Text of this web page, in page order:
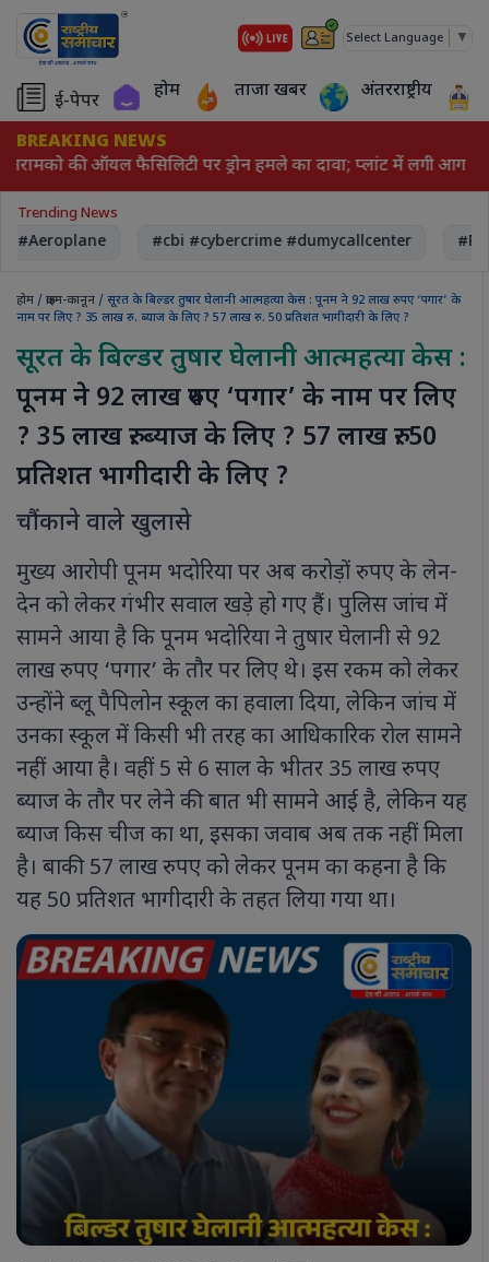
Select Language ▼
ई-पेपर होम ताजा खबर अंतरराष्ट्रीय
BREAKING NEWS
की ऑयल फैसिलिटी पर ड्रोन हमले का दावा; प्लांट में लगी आग
Trending News
#Aeroplane #cbi #cybercrime #dumycallcenter
होम / क्राइम-कानून / सूरत के बिल्डर तुषार घेलानी आत्महत्या केस : पूनम ने 92 लाख रुपए ‘पगार’ के
नाम पर लिए ? 35 लाख रु. ब्याज के लिए ? 57 लाख रु. 50 प्रतिशत भागीदारी के लिए ?
सूरत के बिल्डर तुषार घेलानी आत्महत्या केस :
पूनम ने 92 लाख रुपए ‘पगार’ के नाम पर लिए
? 35 लाख रु. ब्याज के लिए ? 57 लाख रु. 50
प्रतिशत भागीदारी के लिए ?
चौंकाने वाले खुलासे
मुख्य आरोपी पूनम भदोरिया पर अब करोड़ों रुपए के लेन-
देन को लेकर गंभीर सवाल खड़े हो गए हैं। पुलिस जांच में
सामने आया है कि पूनम भदोरिया ने तुषार घेलानी से 92
लाख रुपए ‘पगार’ के तौर पर लिए थे। इस रकम को लेकर
उन्होंने ब्लू पैपिलोन स्कूल का हवाला दिया, लेकिन जांच में
उनका स्कूल में किसी भी तरह का आधिकारिक रोल सामने
नहीं आया है। वहीं 5 से 6 साल के भीतर 35 लाख रुपए
ब्याज के तौर पर लेने की बात भी सामने आई है, लेकिन यह
ब्याज किस चीज का था, इसका जवाब अब तक नहीं मिला
है। बाकी 57 लाख रुपए को लेकर पूनम का कहना है कि
यह 50 प्रतिशत भागीदारी के तहत लिया गया था।